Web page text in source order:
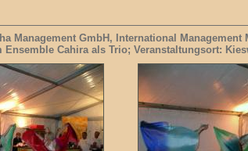
Management GmbH, International
Ensemble Cahira als Trio; Veranstaltungsort: